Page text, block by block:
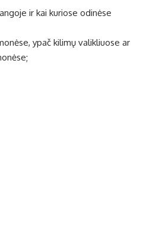
ir kai kuriose odinėse
ypač kilimų valikliuose ar